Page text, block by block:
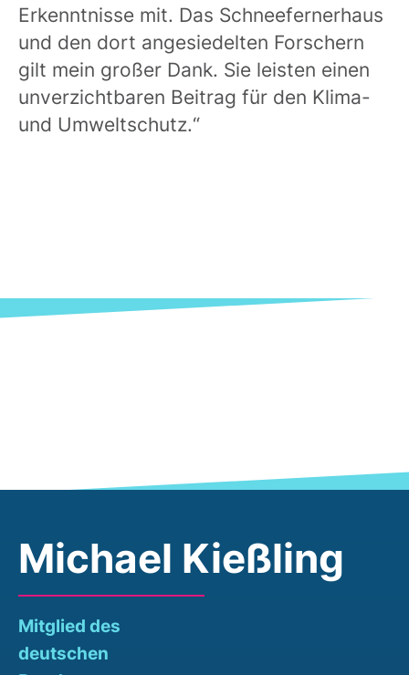
Erkenntnisse mit. Das Schneefernerhaus
und den dort angesiedelten Forschern
gilt mein großer Dank. Sie leisten einen
unverzichtbaren Beitrag für den Klima-
und Umweltschutz.“
Michael Kießling
Mitglied des
deutschen